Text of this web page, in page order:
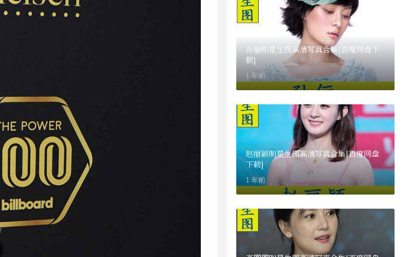
孙俪明星生图高清写真合集[百度网盘下
载]
1 年前
赵丽颖明星生图高清写真合集[百度网盘
下载]
1 年前